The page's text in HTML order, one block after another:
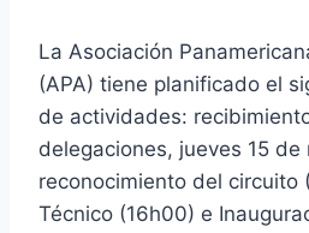
La Asociación
(APA) tiene planificado el
de actividades:
delegaciones, jueves 15 de
reconocimiento del circuito
Técnico (16h00) e